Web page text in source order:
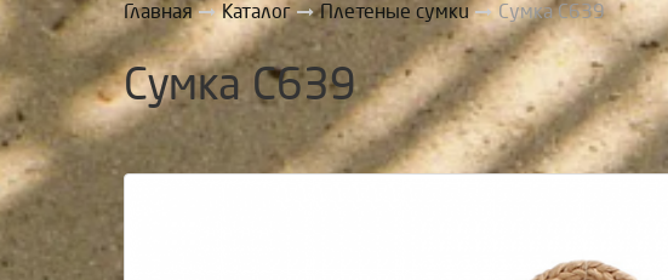
Главная Каталог Плетеные сумки Сумка С639
Сумка С639